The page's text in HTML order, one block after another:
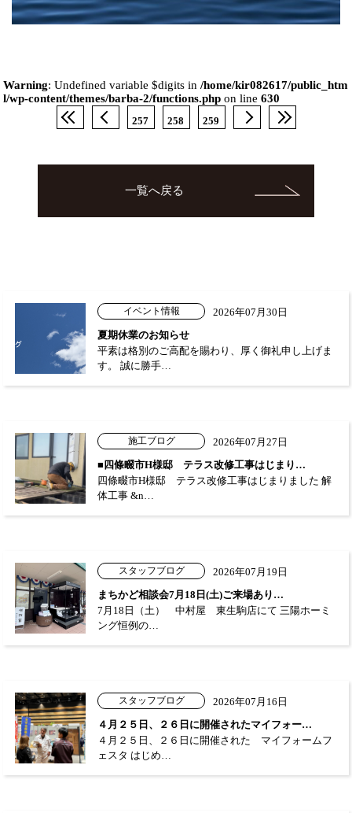
Warning: Undefined variable $digits in/home/kir082617/public_htm
l/wp-content/themes/barba-2/functions.php on line630
257 258 259
一覧へ戻る
イベント情報
2026年07月30日
夏期休業のお知らせ
平素は格別のご高配を賜わり、厚く御礼申し上げま
す。 誠に勝手…
施工ブログ
2026年07月27日
■四條畷市H様邸 テラス改修工事はじまり…
四條畷市H様邸 テラス改修工事はじまりました 解
体工事 &n…
スタッフブログ
2026年07月19日
まちかど相談会7月18日(土)ご来場あり…
7月18日（土） 中村屋 東生駒店にて 三陽ホーミ
ング恒例の…
スタッフブログ
2026年07月16日
４月２５日、２６日に開催されたマイフォー…
４月２５日、２６日に開催された マイフォームフ
ェスタ はじめ…